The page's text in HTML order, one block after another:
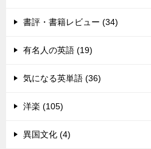
書評・書籍レビュー (34)
有名人の英語 (19)
気になる英単語 (36)
洋楽 (105)
異国文化 (4)